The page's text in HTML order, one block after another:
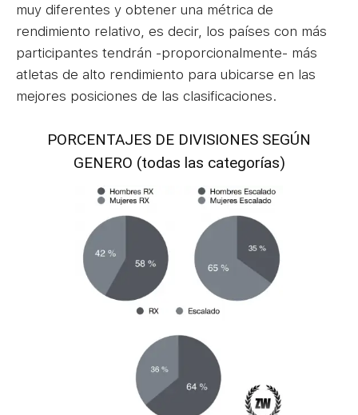
muy diferentes y obtener una métrica de
rendimiento relativo, es decir, los países con más
participantes tendrán -proporcionalmente- más
atletas de alto rendimiento para ubicarse en las
mejores posiciones de las clasificaciones.
PORCENTAJES DE DIVISIONES SEGÚN
GENERO (todas las categorías)